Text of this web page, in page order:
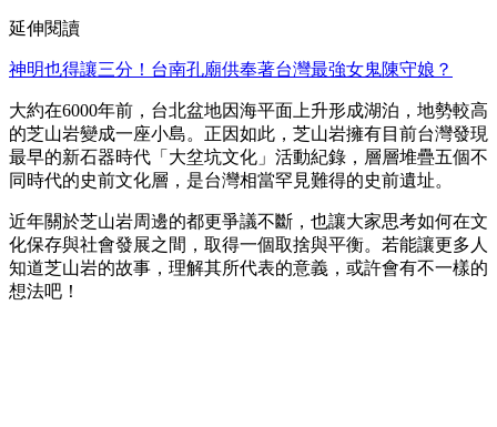
延伸閱讀
神明也得讓三分！台南孔廟供奉著台灣最強女鬼陳守娘？
大約在6000年前，台北盆地因海平面上升形成湖泊，地勢較高
的芝山岩變成一座小島。正因如此，芝山岩擁有目前台灣發現
最早的新石器時代「大坌坑文化」活動紀錄，層層堆疊五個不
同時代的史前文化層，是台灣相當罕見難得的史前遺址。
近年關於芝山岩周邊的都更爭議不斷，也讓大家思考如何在文
化保存與社會發展之間，取得一個取捨與平衡。若能讓更多人
知道芝山岩的故事，理解其所代表的意義，或許會有不一樣的
想法吧！